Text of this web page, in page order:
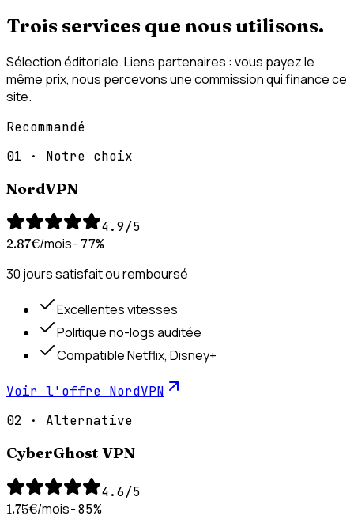
Trois services que nous utilisons.
Sélection éditoriale. Liens partenaires : vous payez le
même prix, nous percevons une commission qui finance ce
site.
Recommandé
01 · Notre choix
NordVPN
4.9/5
2.87€/mois−77%
30 jours satisfait ou remboursé
Excellentes vitesses
Politique no-logs auditée
Compatible Netflix, Disney+
Voir l'offre NordVPN
02 · Alternative
CyberGhost VPN
4.6/5
1.75€/mois−85%